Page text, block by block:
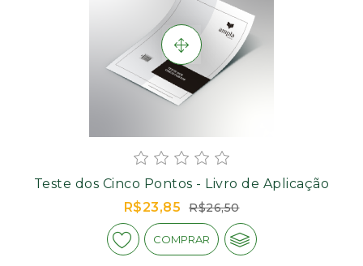
Teste dos Cinco Pontos - Livro de Aplicação
R$23,85
R$26,50
COMPRAR